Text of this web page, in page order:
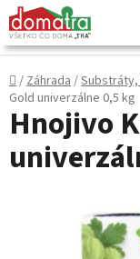
Prejsť
na
obsah
Domov
/Záhrada/
Gold univerzálne 0,5 kg
Hnojivo